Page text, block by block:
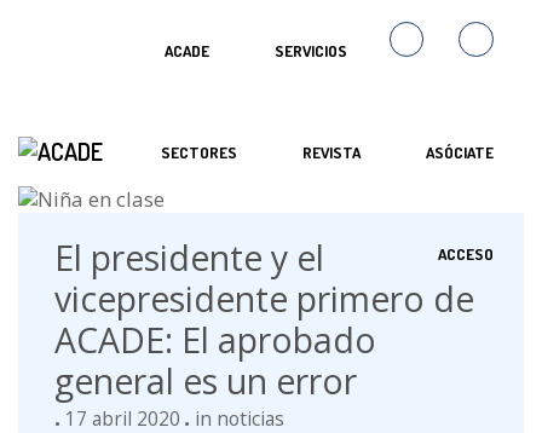
ACADE SERVICIOS
SECTORES REVISTA ASÓCIATE
ACCESO
El presidente y el
vicepresidente primero de
ACADE: El aprobado
general es un error
17 abril 2020 in noticias